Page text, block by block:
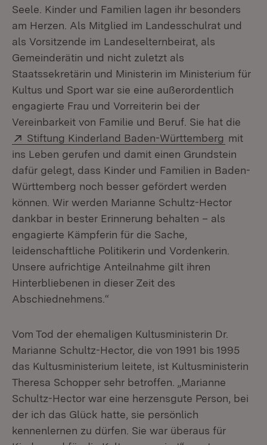
Seele. Kinder und Familien lagen ihr besonders
am Herzen. Als Mitglied im Landesschulrat und
als Vorsitzende im Landeselternbeirat, als
Gemeinderätin und nicht zuletzt als
Staatssekretärin und Ministerin im Ministerium für
Kultus und Sport war sie eine außerordentlich
engagierte Frau und Vorreiterin bei der
Vereinbarkeit von Familie und Beruf. Sie hat die
Extern:
Stiftung Kinderland Baden-Württemberg (Öffnet
mit
ins Leben gerufen und damit einen Grundstein
dafür gelegt, dass Kinder und Familien in Baden-
Württemberg noch besser gefördert werden
können. Wir werden Marianne Schultz-Hector
dankbar in bester Erinnerung behalten – als
engagierte Kämpferin für die Sache,
leidenschaftliche Politikerin und Vordenkerin.
Unsere aufrichtige Anteilnahme gilt ihren
Hinterbliebenen in dieser Zeit des
Abschiednehmens.“
Vom Tod der ehemaligen Kultusministerin Dr.
Marianne Schultz-Hector, die von 1991 bis 1995
das Kultusministerium leitete, ist Kultusministerin
Theresa Schopper sehr betroffen. „Marianne
Schultz-Hector war eine herzensgute Person, bei
der ich das Glück hatte, sie persönlich
kennenlernen zu dürfen. Sie war überaus für